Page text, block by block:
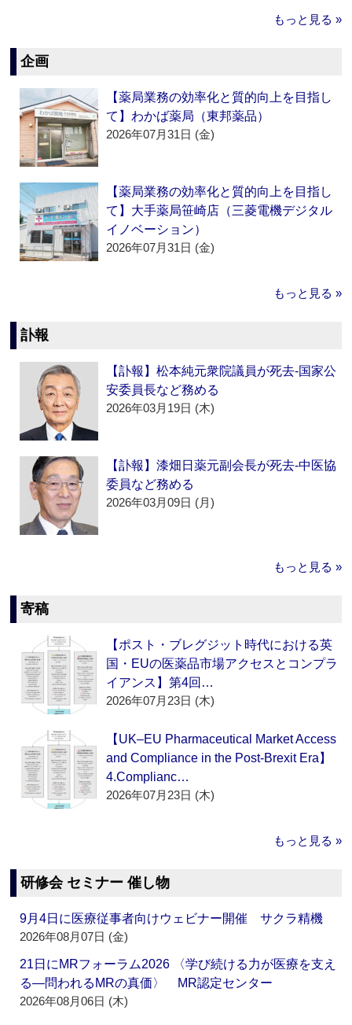
もっと見る »
企画
【薬局業務の効率化と質的向上を目指し
て】わかば薬局（東邦薬品）
2026年07月31日 (金)
【薬局業務の効率化と質的向上を目指し
て】大手薬局笹崎店（三菱電機デジタル
イノベーション）
2026年07月31日 (金)
もっと見る »
訃報
【訃報】松本純元衆院議員が死去‐国家公
安委員長など務める
2026年03月19日 (木)
【訃報】漆畑日薬元副会長が死去‐中医協
委員など務める
2026年03月09日 (月)
もっと見る »
寄稿
【ポスト・ブレグジット時代における英
国・EUの医薬品市場アクセスとコンプラ
イアンス】第4回…
2026年07月23日 (木)
【UK–EU Pharmaceutical Market Access
and Compliance in the Post-Brexit Era】
4.Complianc…
2026年07月23日 (木)
もっと見る »
研修会 セミナー 催し物
9月4日に医療従事者向けウェビナー開催 サクラ精機
2026年08月07日 (金)
21日にMRフォーラム2026 〈学び続ける力が医療を支え
る―問われるMRの真価〉 MR認定センター
2026年08月06日 (木)